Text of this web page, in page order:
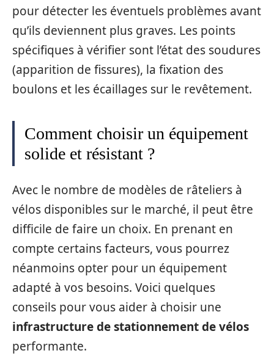
pour détecter les éventuels problèmes avant
qu’ils deviennent plus graves. Les points
spécifiques à vérifier sont l’état des soudures
(apparition de fissures), la fixation des
boulons et les écaillages sur le revêtement.
Comment choisir un équipement
solide et résistant ?
Avec le nombre de modèles de râteliers à
vélos disponibles sur le marché, il peut être
difficile de faire un choix. En prenant en
compte certains facteurs, vous pourrez
néanmoins opter pour un équipement
adapté à vos besoins. Voici quelques
conseils pour vous aider à choisir une
infrastructure de stationnement de vélos
performante.